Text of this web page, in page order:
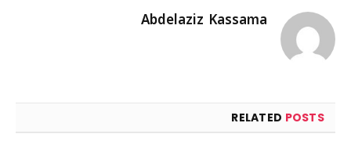
Abdelaziz Kassama
RELATED POSTS